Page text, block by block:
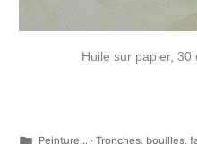
Huile sur papier, 30
Publié
Peinture...· Tronches, bouilles,